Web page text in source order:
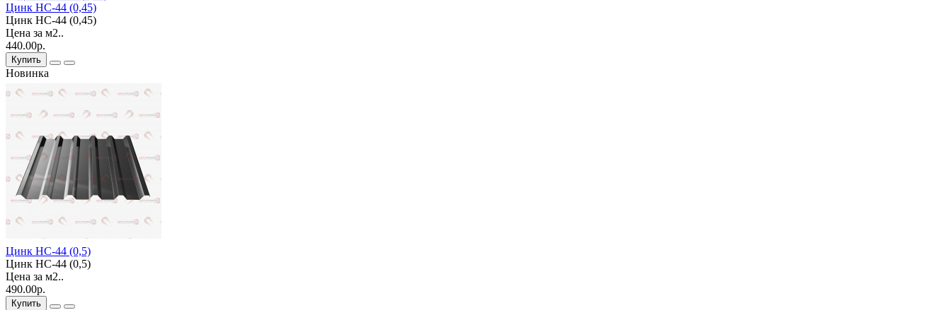
Цинк НС-44 (0,45)
Цинк НС-44 (0,45)
Цена за м2..
440.00р.
Купить
Новинка
Цинк НС-44 (0,5)
Цинк НС-44 (0,5)
Цена за м2..
490.00р.
Купить